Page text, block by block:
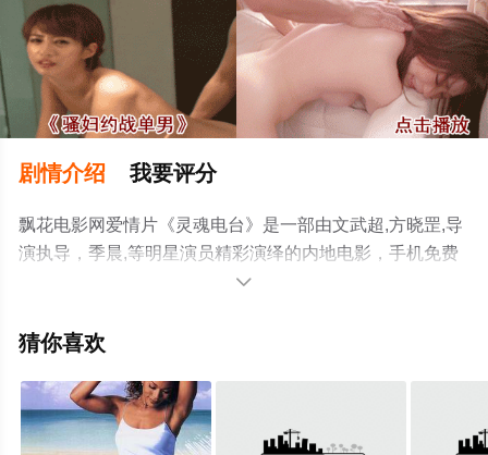
剧情介绍 我要评分
飘花电影网爱情片《灵魂电台》是一部由文武超,方晓罡,导
演执导，季晨,等明星演员精彩演绎的内地电影，手机免费
观看高清未删减完整版电影大全就上飘花影院，更多相关

猜你喜欢